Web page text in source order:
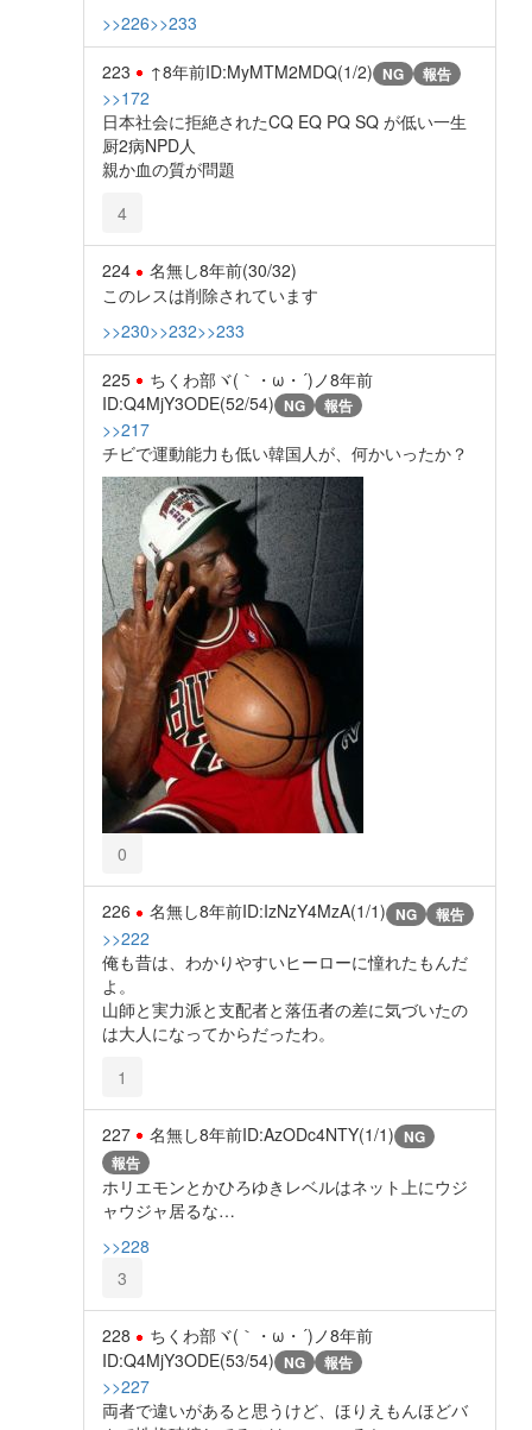
>>226>>233
223 ↑8年前ID:MyMTM2MDQ(1/2) NG 報告
>>172
日本社会に拒絶されたCQ EQ PQ SQ が低い一生
厨2病NPD人
親か血の質が問題
4
224 名無し8年前(30/32)
このレスは削除されています
>>230>>232>>233
225 ちくわ部ヾ(｀・ω・´)ノ8年前
ID:Q4MjY3ODE(52/54) NG 報告
>>217
チビで運動能力も低い韓国人が、何かいったか？
0
226 名無し8年前ID:IzNzY4MzA(1/1) NG 報告
>>222
俺も昔は、わかりやすいヒーローに憧れたもんだ
よ。
山師と実力派と支配者と落伍者の差に気づいたの
は大人になってからだったわ。
1
227 名無し8年前ID:AzODc4NTY(1/1) NG
報告
ホリエモンとかひろゆきレベルはネット上にウジ
ャウジャ居るな…
>>228
3
228 ちくわ部ヾ(｀・ω・´)ノ8年前
ID:Q4MjY3ODE(53/54) NG 報告
>>227
両者で違いがあると思うけど、ほりえもんほどバ